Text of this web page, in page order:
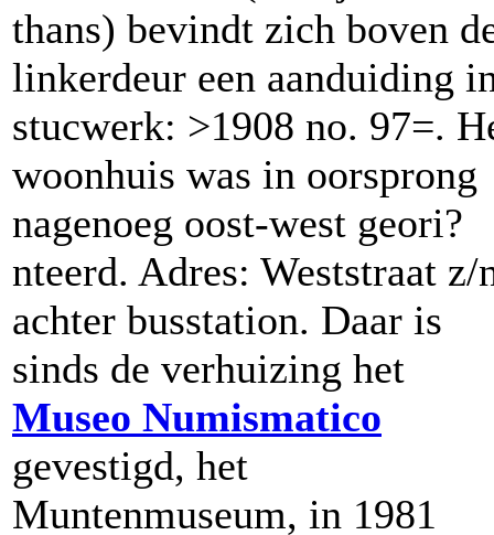
thans) bevindt zich boven
linkerdeur een aanduiding
stucwerk: >1908 no. 97=.
woonhuis was in oorsprong
nagenoeg oost-west geori?
nteerd. Adres: Weststraat z/
achter busstation. Daar is
sinds de verhuizing het
Museo Numismatico
gevestigd, het
Muntenmuseum, in 1981